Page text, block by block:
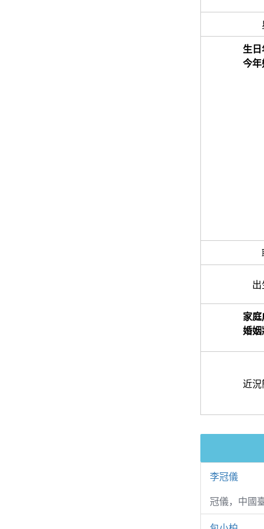
生日
今年
出
家庭
婚姻
近況
李冠儀
冠儀，中國